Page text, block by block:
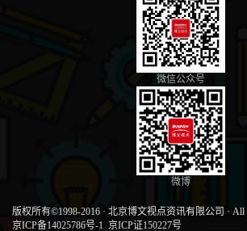
微信公众号
微博
版权所有©1998-2016 · 北京博文视点资讯有限公司 · All
京ICP备14025786号-1 京ICP证150227号